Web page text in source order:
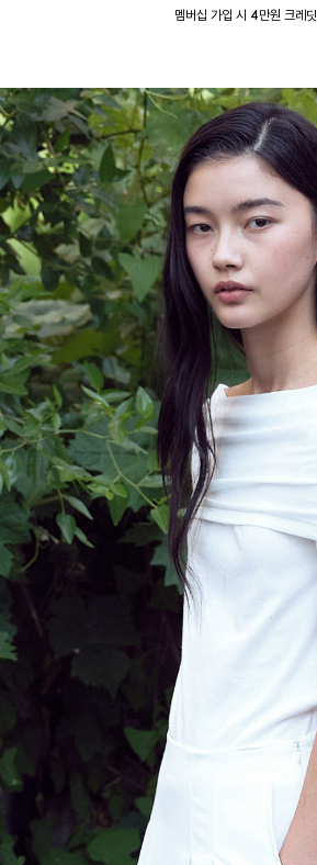
멤버십 가입 시 4만원 크레딧